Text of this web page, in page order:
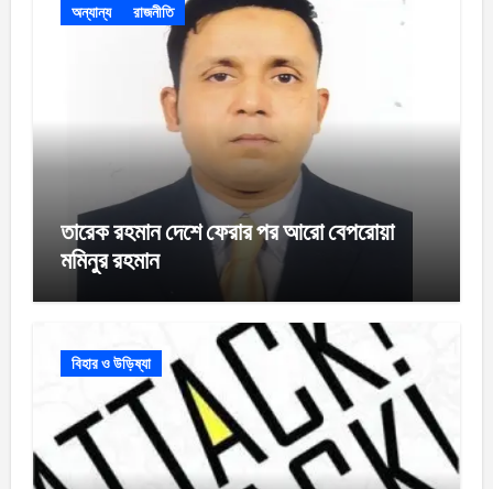
অন্যান্য রাজনীতি
তারেক রহমান দেশে ফেরার পর আরো বেপরোয়া
মমিনুর রহমান
বিহার ও উড়িষ্যা